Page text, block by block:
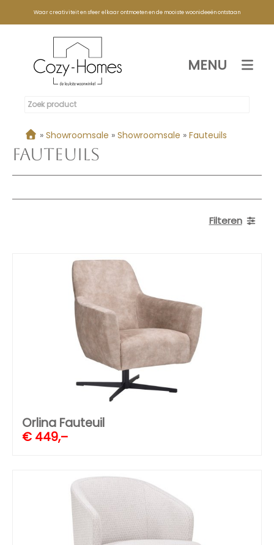
Waar creativiteit en sfeer elkaar ontmoeten en de mooiste woonideeën ontstaan
MENU
» Showroomsale » Showroomsale » Fauteuils
Fauteuils
Filteren
Orlina Fauteuil
€ 449,–